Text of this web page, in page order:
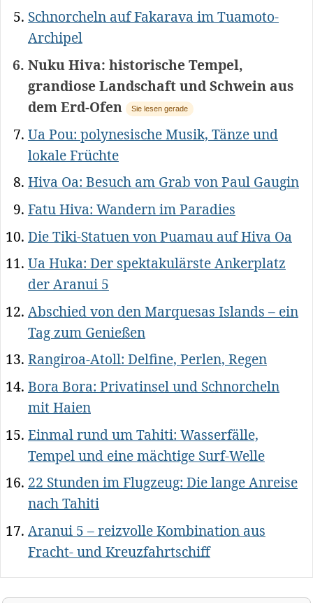
Schnorcheln auf Fakarava im Tuamoto-
Archipel
Nuku Hiva: historische Tempel,
grandiose Landschaft und Schwein aus
dem Erd-Ofen
Sie lesen gerade
Ua Pou: polynesische Musik, Tänze und
lokale Früchte
Hiva Oa: Besuch am Grab von Paul Gaugin
Fatu Hiva: Wandern im Paradies
Die Tiki-Statuen von Puamau auf Hiva Oa
Ua Huka: Der spektakulärste Ankerplatz
der Aranui 5
Abschied von den Marquesas Islands – ein
Tag zum Genießen
Rangiroa-Atoll: Delfine, Perlen, Regen
Bora Bora: Privatinsel und Schnorcheln
mit Haien
Einmal rund um Tahiti: Wasserfälle,
Tempel und eine mächtige Surf-Welle
22 Stunden im Flugzeug: Die lange Anreise
nach Tahiti
Aranui 5 – reizvolle Kombination aus
Fracht- und Kreuzfahrtschiff